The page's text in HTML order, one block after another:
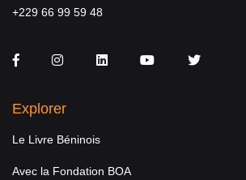
+229 66 99 59 48
FacebookInstagramLinkedInYou TubeTwitter
Explorer
Le Livre Béninois
Avec la Fondation BOA